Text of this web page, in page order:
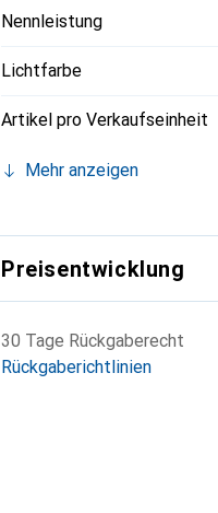
Nennleistung
Lichtfarbe
Artikel pro Verkaufseinheit
Mehr anzeigen
Preisentwicklung
30 Tage Rückgaberecht
Rückgaberichtlinien